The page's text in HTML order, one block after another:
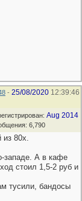
- 25/08/2020 12:39:46
Aug 2014
6,790
из 80х.
западе. А в кафе
стоил 1,5-2 руб и
тусили, бандосы